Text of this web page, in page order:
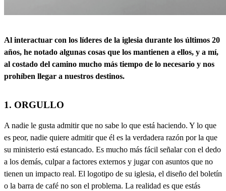
Al interactuar con los líderes de la iglesia durante los últimos 20
años, he notado algunas cosas que los mantienen a ellos, y a mí,
al costado del camino mucho más tiempo de lo necesario y nos
prohíben llegar a nuestros destinos.
1. ORGULLO
A nadie le gusta admitir que no sabe lo que está haciendo. Y lo que
es peor, nadie quiere admitir que él es la verdadera razón por la que
su ministerio está estancado. Es mucho más fácil señalar con el dedo
a los demás, culpar a factores externos y jugar con asuntos que no
tienen un impacto real. El logotipo de su iglesia, el diseño del boletín
o la barra de café no son el problema. La realidad es que estás